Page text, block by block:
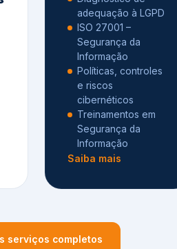
adequação à LGPD
ISO 27001 –
Segurança da
Informação
Políticas, controles
e riscos
cibernéticos
Treinamentos em
Segurança da
Informação
Saiba mais
serviços completos